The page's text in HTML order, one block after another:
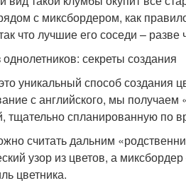
с миксбордером, как
что лучшие его соседи –
секреты создания
уникальный способ создания
с английского, мы
тщательно спланированную по
считать дальним
узор из цветов, а
цветника.